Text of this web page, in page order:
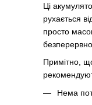
Ці
рухається
просто
Примітно,
Нема